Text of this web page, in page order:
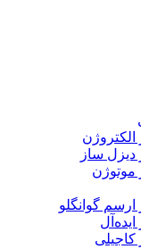
الکتروژن
دیزل ساز
موتوژن
ارسم گوانگلو
ایده‌آل
کاجیلی